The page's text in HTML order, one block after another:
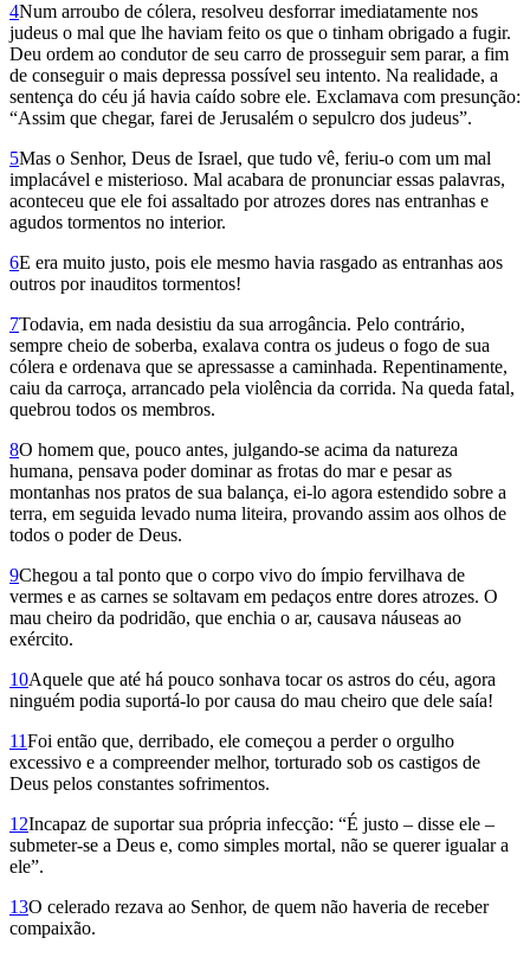
4Num arroubo de cólera, resolveu desforrar imediatamente nos
judeus o mal que lhe haviam feito os que o tinham obrigado a fugir.
Deu ordem ao condutor de seu carro de prosseguir sem parar, a fim
de conseguir o mais depressa possível seu intento. Na realidade, a
sentença do céu já havia caído sobre ele. Exclamava com presunção:
“Assim que chegar, farei de Jerusalém o sepulcro dos judeus”.
5Mas o Senhor, Deus de Israel, que tudo vê, feriu-o com um mal
implacável e misterioso. Mal acabara de pronunciar essas palavras,
aconteceu que ele foi assaltado por atrozes dores nas entranhas e
agudos tormentos no interior.
6E era muito justo, pois ele mesmo havia rasgado as entranhas aos
outros por inauditos tormentos!
7Todavia, em nada desistiu da sua arrogância. Pelo contrário,
sempre cheio de soberba, exalava contra os judeus o fogo de sua
cólera e ordenava que se apressasse a caminhada. Repentinamente,
caiu da carroça, arrancado pela violência da corrida. Na queda fatal,
quebrou todos os membros.
8O homem que, pouco antes, julgando-se acima da natureza
humana, pensava poder dominar as frotas do mar e pesar as
montanhas nos pratos de sua balança, ei-lo agora estendido sobre a
terra, em seguida levado numa liteira, provando assim aos olhos de
todos o poder de Deus.
9Chegou a tal ponto que o corpo vivo do ímpio fervilhava de
vermes e as carnes se soltavam em pedaços entre dores atrozes. O
mau cheiro da podridão, que enchia o ar, causava náuseas ao
exército.
10Aquele que até há pouco sonhava tocar os astros do céu, agora
ninguém podia suportá-lo por causa do mau cheiro que dele saía!
11Foi então que, derribado, ele começou a perder o orgulho
excessivo e a compreender melhor, torturado sob os castigos de
Deus pelos constantes sofrimentos.
12Incapaz de suportar sua própria infecção: “É justo – disse ele –
submeter-se a Deus e, como simples mortal, não se querer igualar a
ele”.
13O celerado rezava ao Senhor, de quem não haveria de receber
compaixão.